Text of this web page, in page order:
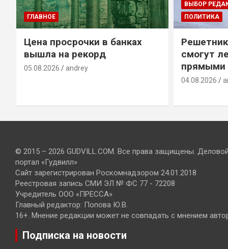
ГЛАВНОЕ
Цена просрочки в банках
вышла на рекорд
05.08.2026 andrey
ВЫБОР
ПОЛИТИКА
смогут
прямыми
04.08.2026
© 2015 – 2026 GUDVILL.COM. Все права защищены.
портал «Гудвилл»
Сайт зарегистрирован Роскомнадзором 24.01.2018
Реестровая запись СМИ ЭЛ № ФС 77 - 72208
Учредитель ООО «ПРЕССА»
Главный редактор: Попова Ю.В.
16+. Мнение редакции может не совпадать с мнением
Подписка на новости